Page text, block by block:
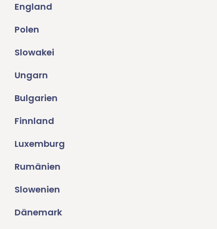
England
Polen
Slowakei
Ungarn
Bulgarien
Finnland
Luxemburg
Rumänien
Slowenien
Dänemark